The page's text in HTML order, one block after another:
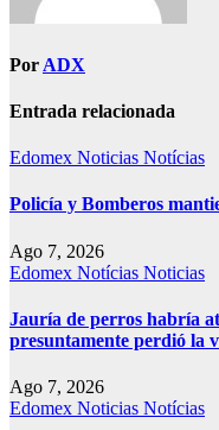
Por ADX
Entrada relacionada
Edomex Noticias Notícias
Policía y Bomberos
Ago 7, 2026
Edomex Notícias Noticias
Jauría de perros habría
presuntamente perdió la
Ago 7, 2026
Edomex Noticias Notícias